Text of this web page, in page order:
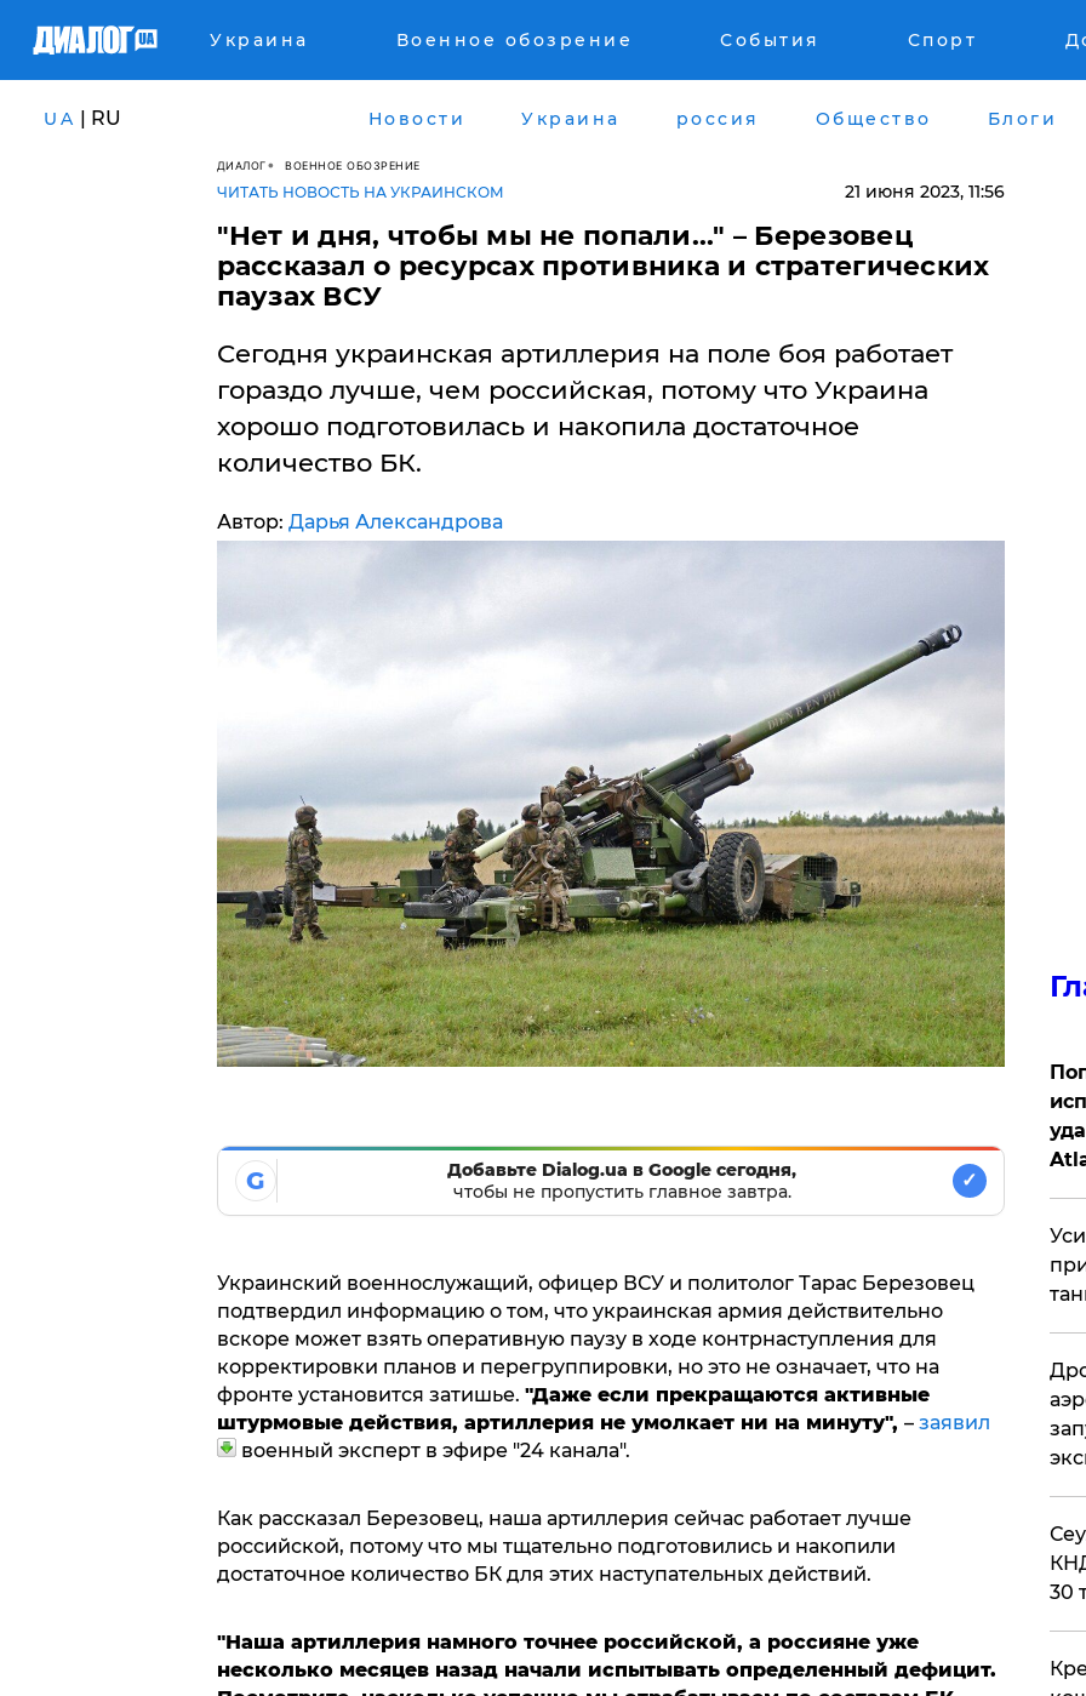
Украина Военное обозрение События Спорт
UA | RU Новости Украина россия Общество Блоги
ДИАЛОГ ВОЕННОЕ ОБОЗРЕНИЕ
ЧИТАТЬ НОВОСТЬ НА УКРАИНСКОМ 21 июня 2023, 11:56
"Нет и дня, чтобы мы не попали..." – Березовец
рассказал о ресурсах противника и стратегических
паузах ВСУ
Сегодня украинская артиллерия на поле боя работает
гораздо лучше, чем российская, потому что Украина
хорошо подготовилась и накопила достаточное
количество БК.
Автор: Дарья Александрова
G
Добавьте Dialog.ua в Google сегодня,
чтобы не пропустить главное завтра.
✓
Украинский военнослужащий, офицер ВСУ и политолог Тарас Березовец
подтвердил информацию о том, что украинская армия действительно
вскоре может взять оперативную паузу в ходе контрнаступления для
корректировки планов и перегруппировки, но это не означает, что на
фронте установится затишье. "Даже если прекращаются активные
штурмовые действия, артиллерия не умолкает ни на минуту", – заявил
военный эксперт в эфире "24 канала".
Как рассказал Березовец, наша артиллерия сейчас работает лучше
российской, потому что мы тщательно подготовились и накопили
достаточное количество БК для этих наступательных действий.
"Наша артиллерия намного точнее российской, а россияне уже
несколько месяцев назад начали испытывать определенный дефицит.
30